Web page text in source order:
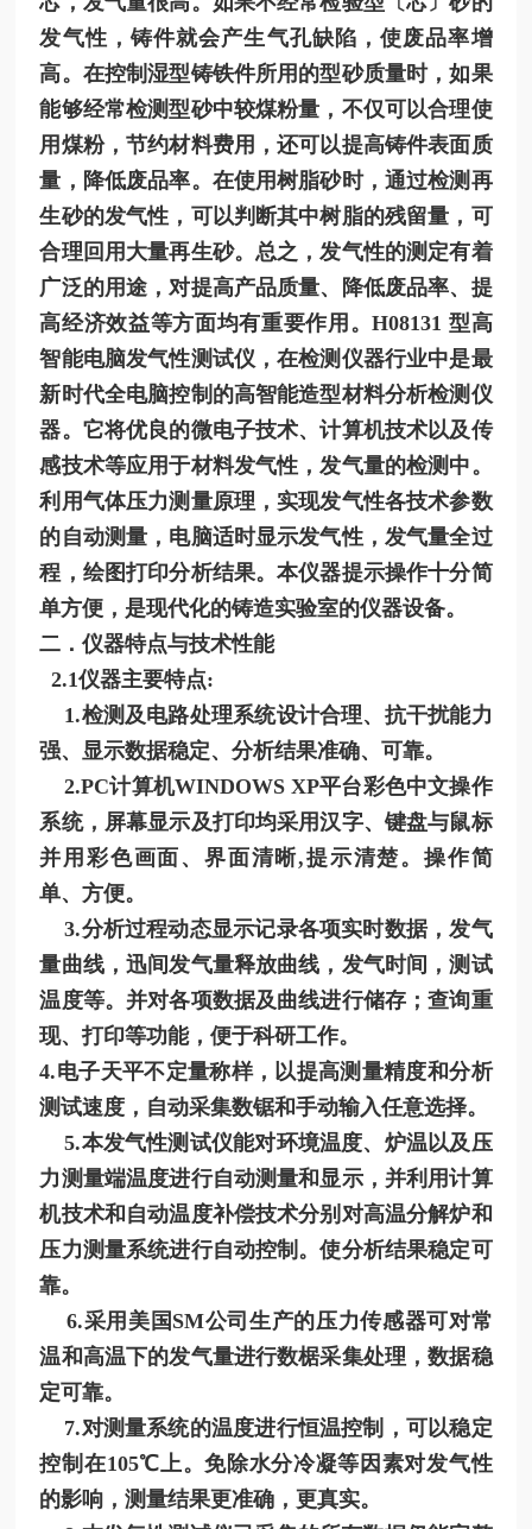
发气性，铸件就会产生气孔缺陷，使废品率增
高。在控制湿型铸铁件所用的型砂质量时，如果
能够经常检测型砂中较煤粉量，不仅可以合理使
用煤粉，节约材料费用，还可以提高铸件表面质
量，降低废品率。在使用树脂砂时，通过检测再
生砂的发气性，可以判断其中树脂的残留量，可
合理回用大量再生砂。总之，发气性的测定有着
广泛的用途，对提高产品质量、降低废品率、提
高经济效益等方面均有重要作用。H08131 型高
智能电脑发气性测试仪，在检测仪器行业中是最
新时代全电脑控制的高智能造型材料分析检测仪
器。它将优良的微电子技术、计算机技术以及传
感技术等应用于材料发气性，发气量的检测中。
利用气体压力测量原理，实现发气性各技术参数
的自动测量，电脑适时显示发气性，发气量全过
程，绘图打印分析结果。本仪器提示操作十分简
单方便，是现代化的铸造实验室的仪器设备。
二．仪器特点与技术性能
2.1仪器主要特点:
1.检测及电路处理系统设计合理、抗干扰能力
强、显示数据稳定、分析结果准确、可靠。
2.PC计算机WINDOWS XP平台彩色中文操作
系统，屏幕显示及打印均采用汉字、键盘与鼠标
并用彩色画面、界面清晰,提示清楚。操作简
单、方便。
3.分析过程动态显示记录各项实时数据，发气
量曲线，迅间发气量释放曲线，发气时间，测试
温度等。并对各项数据及曲线进行储存；查询重
现、打印等功能，便于科研工作。
4.电子天平不定量称样，以提高测量精度和分析
测试速度，自动采集数锯和手动输入任意选择。
5.本发气性测试仪能对环境温度、炉温以及压
力测量端温度进行自动测量和显示，并利用计算
机技术和自动温度补偿技术分别对高温分解炉和
压力测量系统进行自动控制。使分析结果稳定可
靠。
6.采用美国SM公司生产的压力传感器可对常
温和高温下的发气量进行数椐采集处理，数据稳
定可靠。
7.对测量系统的温度进行恒温控制，可以稳定
控制在105℃上。免除水分冷凝等因素对发气性
的影响，测量结果更准确，更真实。